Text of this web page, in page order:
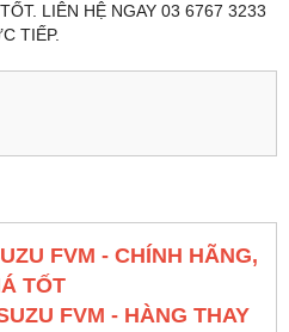
LIÊN HỆ NGAY 03 6767 3233
TIẾP.
FVM - CHÍNH HÃNG,
TỐT
FVM - HÀNG THAY